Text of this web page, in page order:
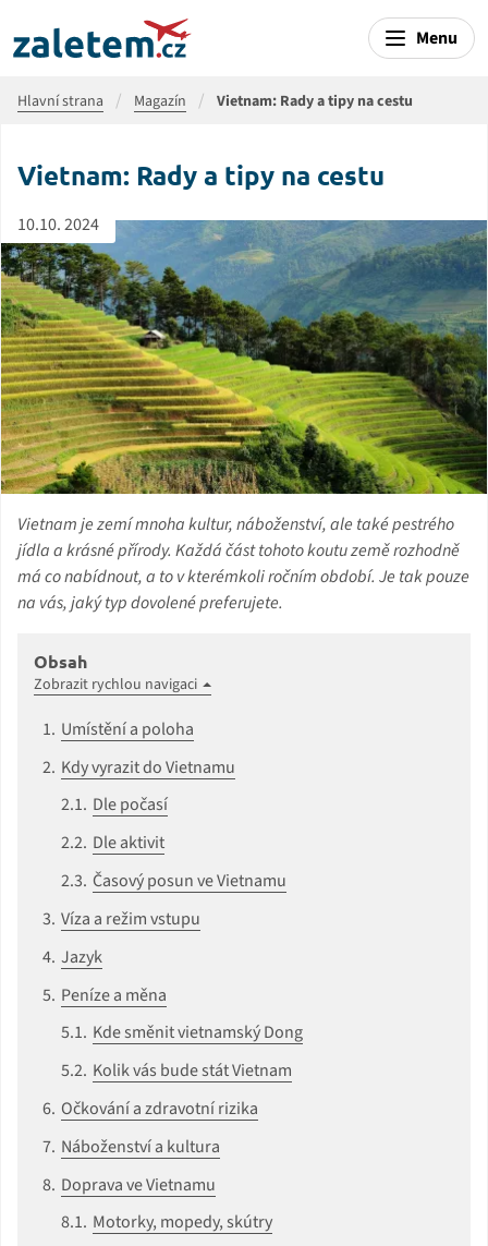
Menu
Hlavní strana Magazín Vietnam: Rady a tipy na cestu
Vietnam: Rady a tipy na cestu
10.10. 2024
Vietnam je zemí mnoha kultur, náboženství, ale také pestrého
jídla a krásné přírody. Každá část tohoto koutu země rozhodně
má co nabídnout, a to v kterémkoli ročním období. Je tak pouze
na vás, jaký typ dovolené preferujete.
Obsah
Zobrazit rychlou navigaci
Umístění a poloha
Kdy vyrazit do Vietnamu
Dle počasí
Dle aktivit
Časový posun ve Vietnamu
Víza a režim vstupu
Jazyk
Peníze a měna
Kde směnit vietnamský Dong
Kolik vás bude stát Vietnam
Očkování a zdravotní rizika
Náboženství a kultura
Doprava ve Vietnamu
Motorky, mopedy, skútry